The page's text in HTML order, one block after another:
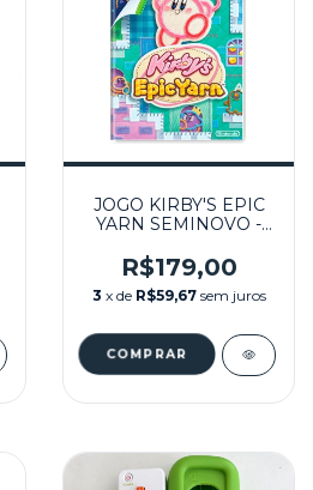
JOGO KIRBY'S EPIC
YARN SEMINOVO -
R$179,00
3 x de R$59,67 sem juros